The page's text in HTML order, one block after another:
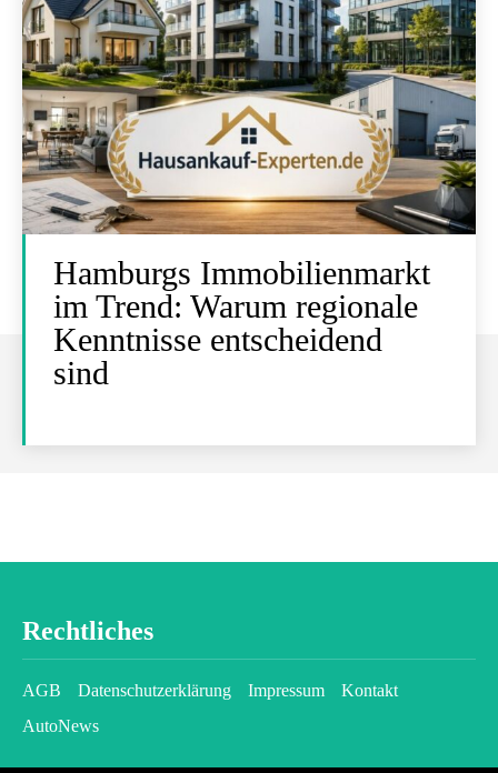
Hamburgs Immobilienmarkt
im Trend: Warum regionale
Kenntnisse entscheidend
sind
Rechtliches
AGB Datenschutzerklärung Impressum
Kontakt
AutoNews